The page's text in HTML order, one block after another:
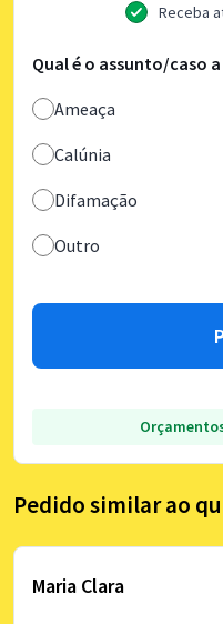
Receba
Qual é o assunto/caso
Ameaça
Calúnia
Difamação
Outro
Pedido similar ao
Maria Clara